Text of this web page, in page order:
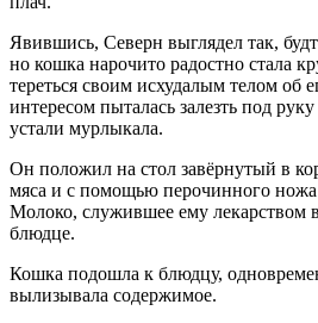
Явившись, Северн выглядел так,
но кошка нарочито радостно стала
тереться своим исхудалым телом об
интересом пыталась залезть под
устали мурлыкала.
Он положил на стол завёрнутый в
мяса и с помощью перочинного ножа
Молоко, служившее ему лекарством
блюдце.
Кошка подошла к блюдцу,
вылизывала содержимое.